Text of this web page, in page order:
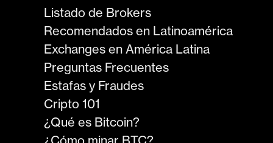
Listado de Brokers
Recomendados en Latinoamérica
Exchanges en América Latina
Preguntas Frecuentes
Estafas y Fraudes
Cripto 101
¿Qué es Bitcoin?